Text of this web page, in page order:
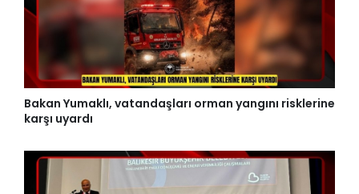
Bakan Yumaklı, vatandaşları orman yangını risklerine
karşı uyardı